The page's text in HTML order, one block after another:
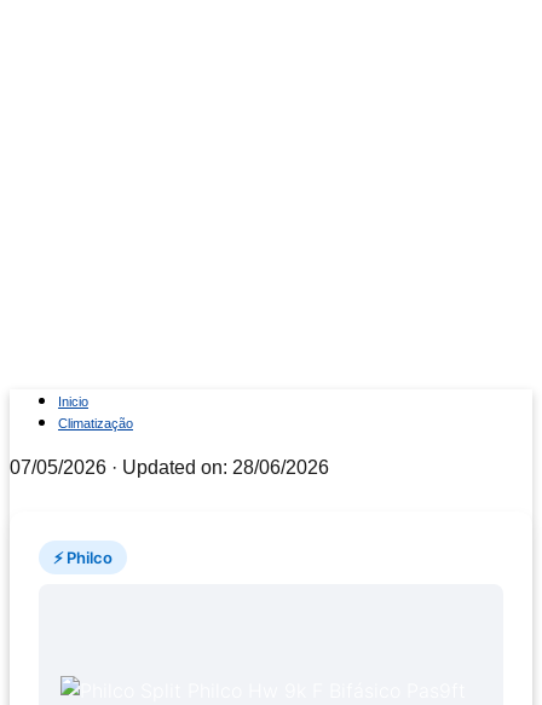
Inicio
Climatização
07/05/2026 · Updated on: 28/06/2026
⚡ Philco